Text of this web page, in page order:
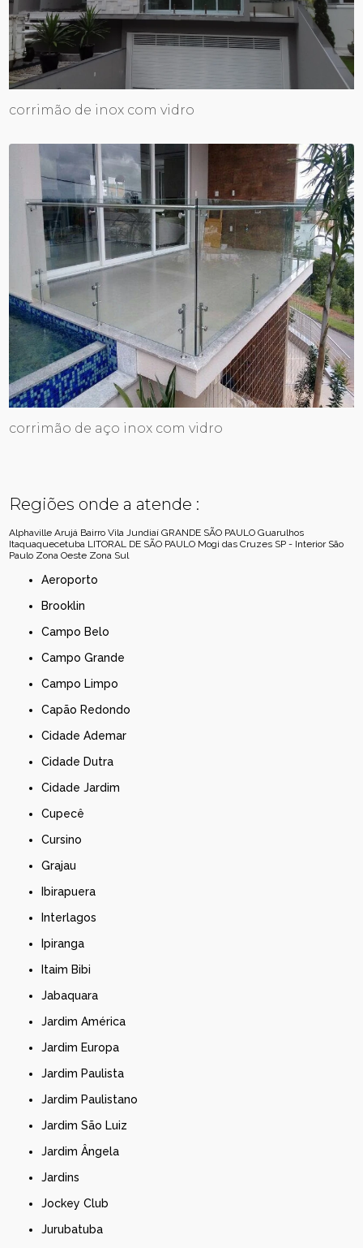
corrimão de inox com vidro
corrimão de aço inox com vidro
Regiões onde a atende :
Alphaville Arujá Bairro Vila Jundiaí GRANDE SÃO PAULO Guarulhos
Itaquaquecetuba LITORAL DE SÃO PAULO Mogi das Cruzes SP - Interior São
Paulo Zona Oeste Zona Sul
Aeroporto
Brooklin
Campo Belo
Campo Grande
Campo Limpo
Capão Redondo
Cidade Ademar
Cidade Dutra
Cidade Jardim
Cupecê
Cursino
Grajau
Ibirapuera
Interlagos
Ipiranga
Itaim Bibi
Jabaquara
Jardim América
Jardim Europa
Jardim Paulista
Jardim Paulistano
Jardim São Luiz
Jardim Ângela
Jardins
Jockey Club
Jurubatuba